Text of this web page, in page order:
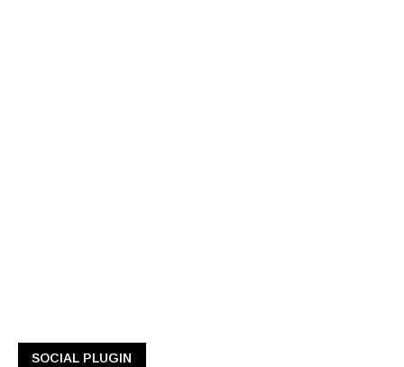
SOCIAL PLUGIN